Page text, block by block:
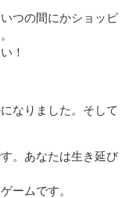
つの間にかショッピ
！
なりました。そして
。あなたは生き延び
ームです。